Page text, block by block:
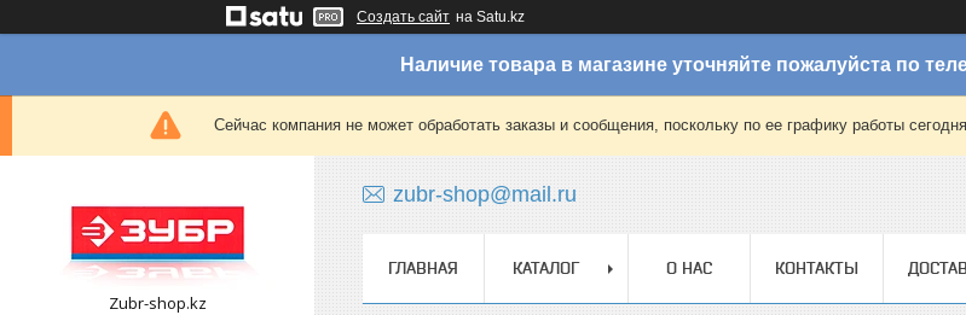
Создать сайт на Satu.kz
Наличие товара в магазине уточняйте пожалуйста по
Сейчас компания не может обработать заказы и сообщения, поскольку по ее графику работы
Zubr-shop.kz
zubr-shop@mail.ru
ГЛАВНАЯ КАТАЛОГ О НАС КОНТАКТЫ